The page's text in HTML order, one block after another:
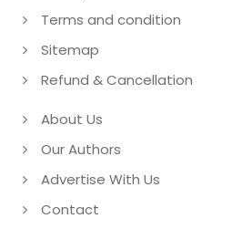
Terms and condition
Sitemap
Refund & Cancellation
About Us
Our Authors
Advertise With Us
Contact